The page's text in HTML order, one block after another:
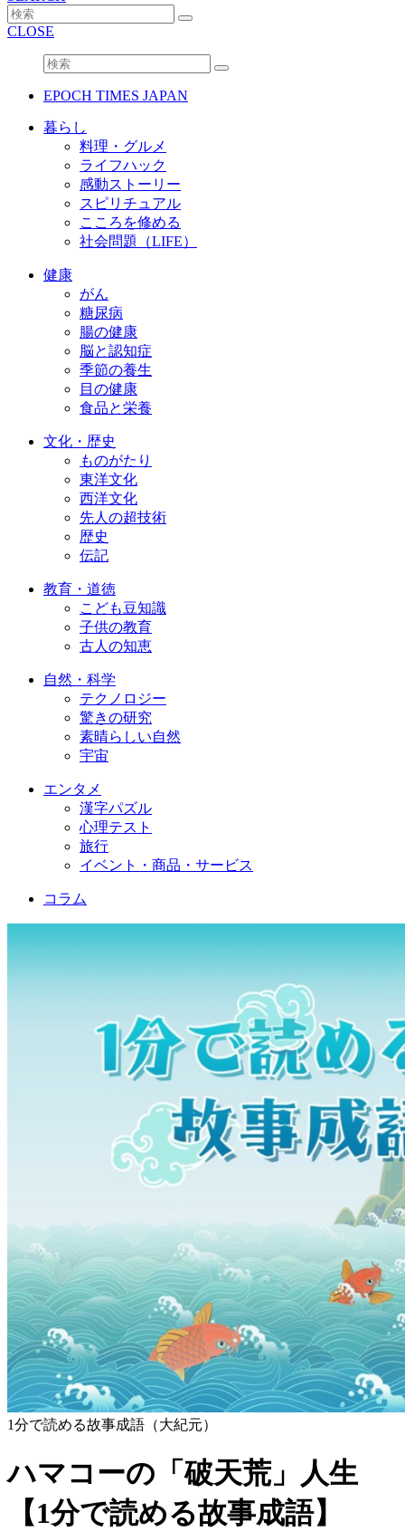
CLOSE
EPOCH TIMES JAPAN
暮らし
料理・グルメ
ライフハック
感動ストーリー
スピリチュアル
こころを修める
社会問題（LIFE）
健康
がん
糖尿病
腸の健康
脳と認知症
季節の養生
目の健康
食品と栄養
文化・歴史
ものがたり
東洋文化
西洋文化
先人の超技術
歴史
伝記
教育・道徳
こども豆知識
子供の教育
古人の知恵
自然・科学
テクノロジー
驚きの研究
素晴らしい自然
宇宙
エンタメ
漢字パズル
心理テスト
旅行
イベント・商品・サービス
コラム
1分で読める故事成語（大紀元）
ハマコーの「破天荒」人生
【1分で読める故事成語】